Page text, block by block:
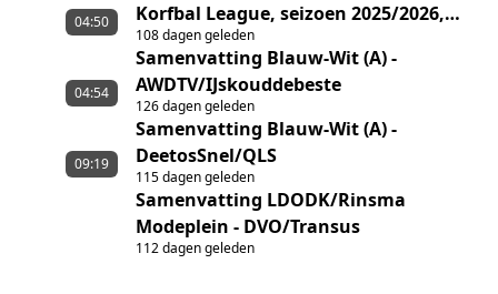
Korfbal League, seizoen 2025/2026,
tussen Fortuna/Ruitenheer en
DVO/Transus
108 dagen geleden
04:50
Samenvatting Blauw-Wit (A) -
AWDTV/IJskouddebeste
126 dagen geleden
04:54
Samenvatting Blauw-Wit (A) -
DeetosSnel/QLS
115 dagen geleden
09:19
Samenvatting LDODK/Rinsma
Modeplein - DVO/Transus
112 dagen geleden